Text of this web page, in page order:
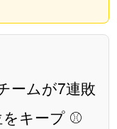
ームが7連敗
キープ ⚾️